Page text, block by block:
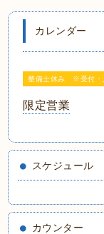
カレンダー
整備士休み ※受付・
限定営業
スケジュール
カウンター